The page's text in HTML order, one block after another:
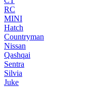
RC
MINI
Hatch
Countryman
Nissan
Qashqai
Sentra
Silvia
Juke